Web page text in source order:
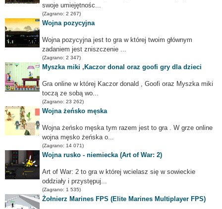
swoje umiejętnośc...
(Zagrano: 2 267)
Wojna pozycyjna
Wojna pozycyjna jest to gra w której twoim głównym
zadaniem jest zniszczenie ...
(Zagrano: 2 347)
Myszka miki ,Kaczor donal oraz goofi gry dla dzieci
Gra online w której Kaczor donald , Goofi oraz Myszka miki
toczą ze sobą wo...
(Zagrano: 23 262)
Wojna żeńsko męska
Wojna żeńsko męska tym razem jest to gra . W grze online
wojna męsko żeńska o...
(Zagrano: 14 071)
Wojna rusko - niemiecka (Art of War: 2)
Art of War: 2 to gra w której wcielasz się w sowieckie
oddziały i przystępuj...
(Zagrano: 1 535)
Żołnierz Marines FPS (Elite Marines Multiplayer FPS)